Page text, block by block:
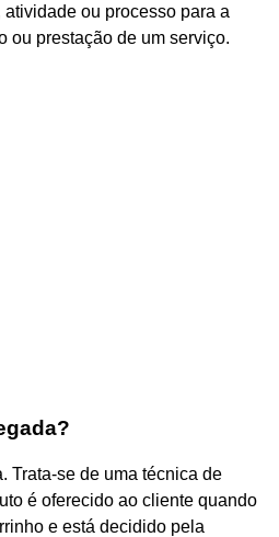
ou processo para a
ou prestação de um serviço.
Trata-se de uma técnica de
é oferecido ao cliente quando
e está decidido pela